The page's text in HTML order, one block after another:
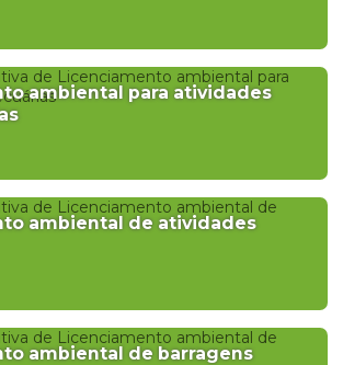
ambiental para atividades
ambiental de atividades
ambiental de barragens